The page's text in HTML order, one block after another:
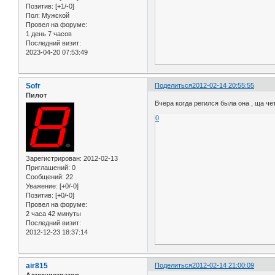
Позитив: [+1/-0]
Пол: Мужской
Провел на форуме:
1 день 7 часов
Последний визит:
2023-04-20 07:53:49
Поделиться2012-02-14 20:55:55
Sofr
Пилот
Зарегистрирован: 2012-02-13
Приглашений: 0
Сообщений: 22
Уважение: [+0/-0]
Позитив: [+0/-0]
Провел на форуме:
2 часа 42 минуты
Последний визит:
2012-12-23 18:37:14
Вчера когда регился была она , ща
0
Поделиться2012-02-14 21:00:09
air815